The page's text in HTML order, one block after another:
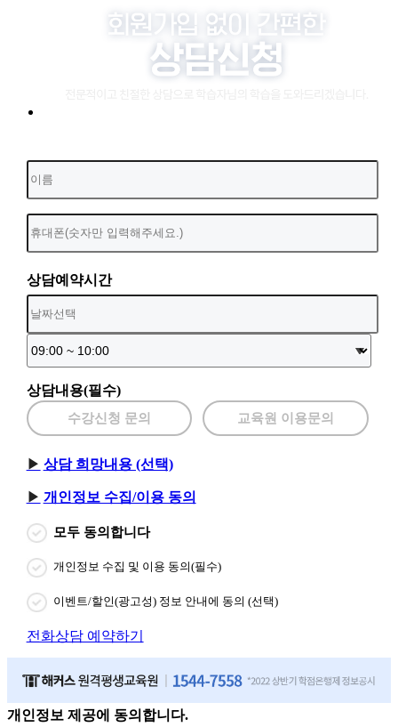
상담예약시간
상담내용(필수)
수강신청 문의 교육원 이용문의
상담 희망내용 (선택)
개인정보 수집/이용 동의
모두 동의합니다
개인정보 수집 및 이용 동의(필수)
이벤트/할인(광고성) 정보 안내에 동의 (선택)
전화상담 예약하기
개인정보 제공에 동의합니다.